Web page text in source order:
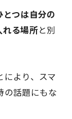
とつは自分の
れる場所と別
より、 スマ
の話題にもな